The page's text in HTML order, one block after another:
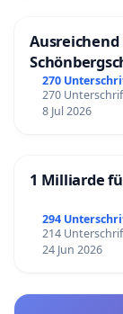
270
270
8 Jul 2026
1 Milliarde
294
214
24 Jun 2026